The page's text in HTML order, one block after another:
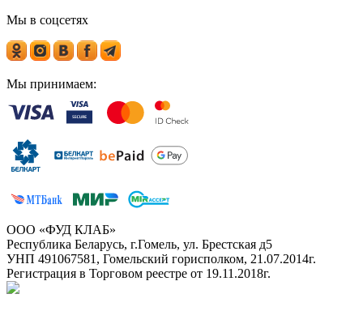
Мы в соцсетях
Мы принимаем:
ООО «ФУД КЛАБ»
Республика Беларусь, г.Гомель, ул. Брестская д5
УНП 491067581, Гомельский горисполком, 21.07.2014г.
Регистрация в Торговом реестре от 19.11.2018г.